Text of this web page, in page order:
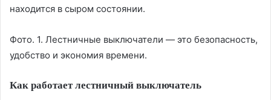
находится в сыром состоянии.
Фото. 1. Лестничные выключатели — это безопасность,
удобство и экономия времени.
Как работает лестничный выключатель